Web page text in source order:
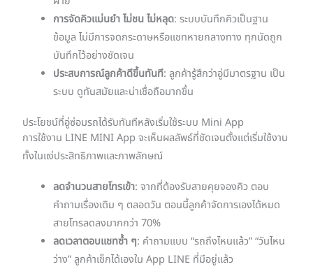
การจัดคิวแม่นยำ ไม่ชน ไม่หลุด: ระบบบันทึกคิวเป็นฐาน
ข้อมูล ไม่มีการจดกระดาษหรือแชทหายกลางทาง ทุกนัดถูก
บันทึกไว้อย่างชัดเจน
ประสบการณ์ลูกค้าดีขึ้นทันที: ลูกค้ารู้สึกว่าอู่มีมาตรฐาน เป็น
ระบบ ดูทันสมัยและน่าเชื่อถือมากขึ้น
ประโยชน์ที่อู่ซ่อมรถได้รับทันทีหลังเริ่มใช้ระบบ Mini App
การใช้งาน LINE MINI App จะเห็นผลลัพธ์ที่ชัดเจนตั้งแต่เริ่มใช้งาน
ทั้งในแง่ประสิทธิภาพและภาพลักษณ์
ลดจำนวนสายโทรเข้า: จากที่ต้องรับสายคุยจองคิว ตอบ
คำถามเรื่องเดิม ๆ ตลอดวัน ตอนนี้ลูกค้าจัดการเองได้หมด
สายโทรลดลงมากกว่า 70%
ลดเวลาตอบแชทซ้ำ ๆ: คำถามแบบ “รถถึงไหนแล้ว” “วันไหน
ว่าง” ลูกค้าเช็กได้เองใน App LINE ที่มีอยู่แล้ว